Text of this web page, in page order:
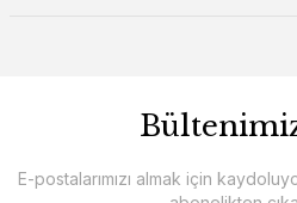
E-postalarımızı almak için